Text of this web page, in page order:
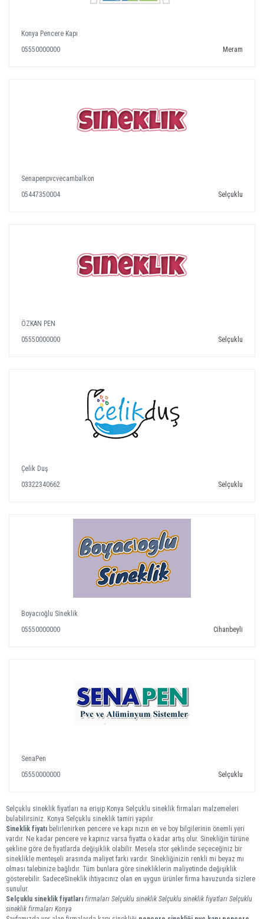
Konya Pencere Kapı
05550000000
Meram
Senapenpvcvecambalkon
05447350004
Selçuklu
ÖZKAN PEN
05550000000
Selçuklu
Çelik Duş
03322340662
Selçuklu
Boyacıoğlu Sineklik
05550000000
Cihanbeyli
SenaPen
05550000000
Selçuklu
Selçuklu sineklik fiyatları na erişip Konya Selçuklu sineklik firmaları malzemeleri
bulabilirsiniz. Konya Selçuklu sineklik tamiri yapılır
Sineklik fiyatı belirlenirken pencere ve kapı nızın en ve boy bilgilerinin önemli yeri
vardır. Ne kadar pencere ve kapınız varsa fiyatta o kadar artış olur. Sinekliğin türüne
şekline göre de fiyatlarda değişiklik olabilir. Mesela stor şeklinde seçeceğiniz bir
sineklikle menteşeli arasında maliyet farkı vardır. Sinekliğinizin renkli mi beyaz mı
olması talebinize bağlıdır. Tüm bunlara göre sinekliklerin maliyetinde değişiklik
gösterebilir. SadeceSineklik ihtiyacınız olan en uygun ürünler firma havuzunda sizlere
sunulur.
Selçuklu sineklik fiyatları firmaları Selçuklu sineklik Selçuklu sineklik fiyatları Selçuklu
sineklik firmaları Konya